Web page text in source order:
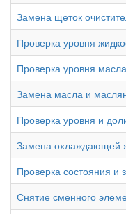
Замена щеток
Проверка уровня
Проверка уровня
Замена масла и
Проверка уровня и
Замена охлаждающей
Проверка состояния и
Снятие сменного